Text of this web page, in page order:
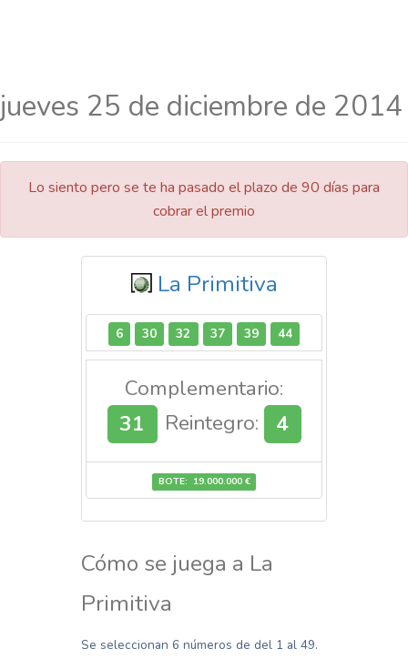
jueves 25 de diciembre de 2014
Lo siento pero se te ha pasado el plazo de 90 días para
cobrar el premio
La Primitiva
6 30 32 37 39 44
Complementario:
31
Reintegro: 4
BOTE: 19.000.000 €
Cómo se juega a La
Primitiva
Se seleccionan 6 números de del 1 al 49.